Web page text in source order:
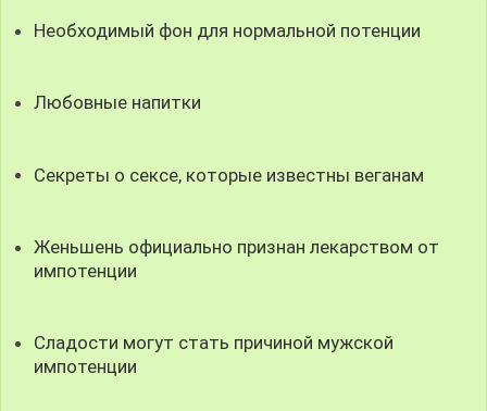
Необходимый фон для нормальной потенции
Любовные напитки
Секреты о сексе, которые известны веганам
Женьшень официально признан лекарством от
импотенции
Сладости могут стать причиной мужской
импотенции